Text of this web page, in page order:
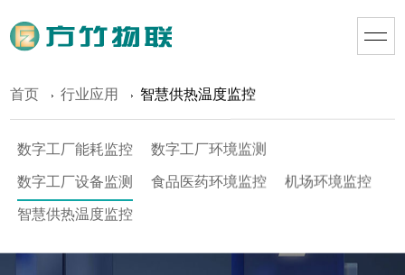
首页 行业应用 智慧供热温度监控
数字工厂能耗监控 数字工厂环境监测
数字工厂设备监测 食品医药环境监控 机场环境监控
智慧供热温度监控